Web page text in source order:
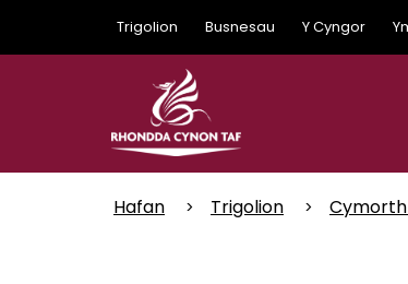
main
Trigolion Busnesau Y Cyngor
Hafan Trigolion